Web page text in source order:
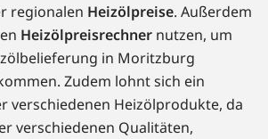
regionalen Heizölpreise. Außerdem
Heizölpreisrechner nutzen, um
in Moritzburg
Zudem lohnt sich ein
verschiedenen Heizölprodukte, da
verschiedenen Qualitäten,